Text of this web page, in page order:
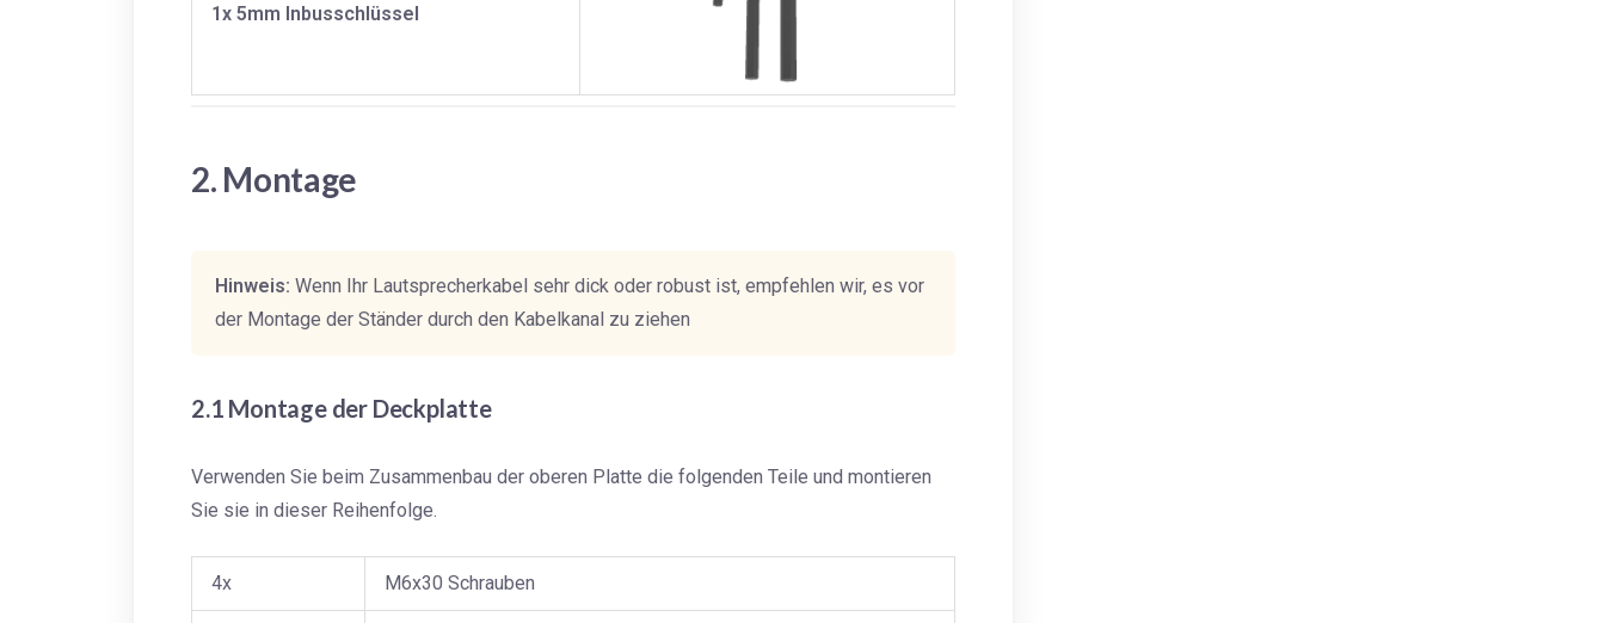
1x 5mm Inbusschlüssel
2. Montage
Hinweis: Wenn Ihr Lautsprecherkabel sehr dick oder robust ist, empfehlen wir, es vor
der Montage der Ständer durch den Kabelkanal zu ziehen
2.1 Montage der Deckplatte
Verwenden Sie beim Zusammenbau der oberen Platte die folgenden Teile und montieren
Sie sie in dieser Reihenfolge.
4x M6x30 Schrauben